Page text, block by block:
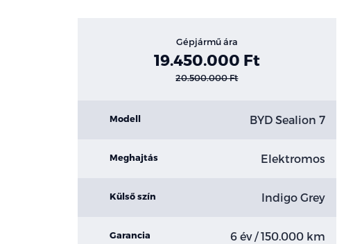
Gépjármű ára
19.450.000 Ft
20.500.000 Ft
Modell BYD Sealion 7
Meghajtás Elektromos
Külső szín Indigo Grey
Garancia 6 év / 150.000 km